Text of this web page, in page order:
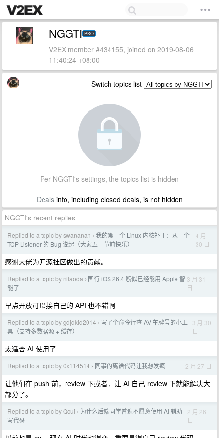
NGGTI PRO
V2EX member #434155, joined on 2019-08-06
11:40:24 +08:00
Switch topics list
Per NGGTI's settings, the topics list is hidden
Dealsinfo, including closed deals, is not hidden
NGGTI's recent replies
Replied to a topic by swananan › 我的第一个 Linux 内核补丁：从一个
TCP Listener 的 Bug 说起（大家五一节前快乐）
4 月
30 日
感谢大佬为开源社区做出的贡献。
Replied to a topic by nilaoda › 国行 iOS 26.4 貌似已经能用 Apple 智
能了
3 月 31
日
早点开放可以接自己的 API 也不错啊
Replied to a topic by gdjdkid2014 › 写了个命令行查 AV 车牌号的小工
具（支持多数据源 + 缓存）
3 月 30
日
太适合 AI 使用了
Replied to a topic by 0x114514 › 同事的离谱代码让我想发疯 2 月 27 日
让他们在 push 前，review 下或者，让 AI 自己 review 下就能解决大
部分了。
Replied to a topic by Qcui › 为什么后端同学普遍不愿意使用 AI 辅助
写代码
2 月 26
日